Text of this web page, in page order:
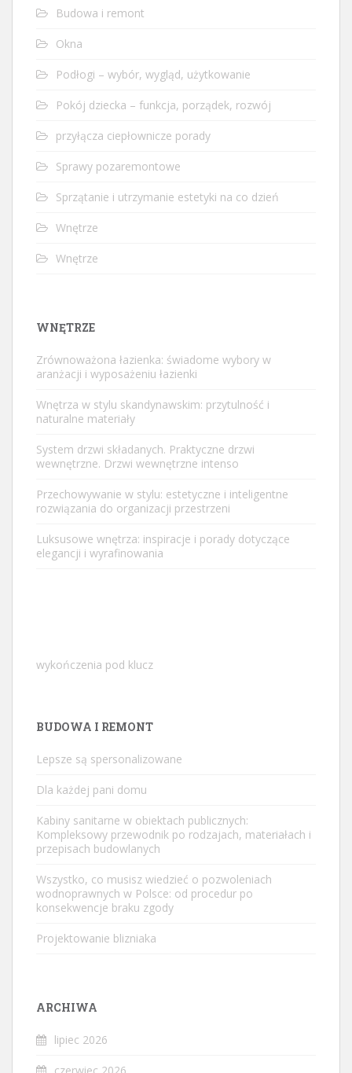
Budowa i remont
Okna
Podłogi – wybór, wygląd, użytkowanie
Pokój dziecka – funkcja, porządek, rozwój
przyłącza ciepłownicze porady
Sprawy pozaremontowe
Sprzątanie i utrzymanie estetyki na co dzień
Wnętrze
Wnętrze
WNĘTRZE
Zrównoważona łazienka: świadome wybory w
aranżacji i wyposażeniu łazienki
Wnętrza w stylu skandynawskim: przytulność i
naturalne materiały
System drzwi składanych. Praktyczne drzwi
wewnętrzne. Drzwi wewnętrzne intenso
Przechowywanie w stylu: estetyczne i inteligentne
rozwiązania do organizacji przestrzeni
Luksusowe wnętrza: inspiracje i porady dotyczące
elegancji i wyrafinowania
wykończenia pod klucz
BUDOWA I REMONT
Lepsze są spersonalizowane
Dla każdej pani domu
Kabiny sanitarne w obiektach publicznych:
Kompleksowy przewodnik po rodzajach, materiałach i
przepisach budowlanych
Wszystko, co musisz wiedzieć o pozwoleniach
wodnoprawnych w Polsce: od procedur po
konsekwencje braku zgody
Projektowanie blizniaka
ARCHIWA
lipiec 2026